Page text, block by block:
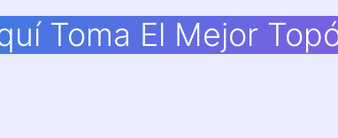
Toma El Mejor